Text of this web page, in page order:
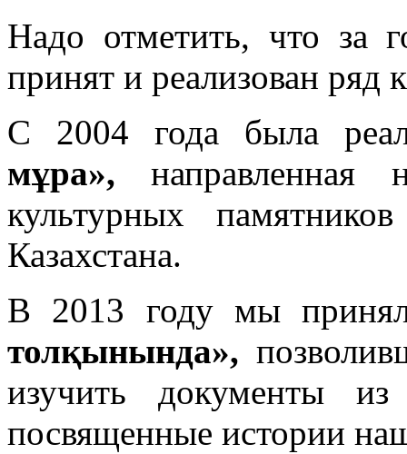
Надо отметить, что за
принят и реализован
С 2004 года была
мұра», направленная
культурных
Казахстана.
В 2013 году мы
толқынында»,
изучить документы
посвященные истории